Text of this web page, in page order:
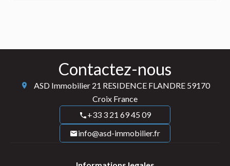
Contactez-nous
ASD Immobilier21 RESIDENCE FLANDRE 59170
Croix France
+33 3 21 69 45 09
info@asd-immobilier.fr